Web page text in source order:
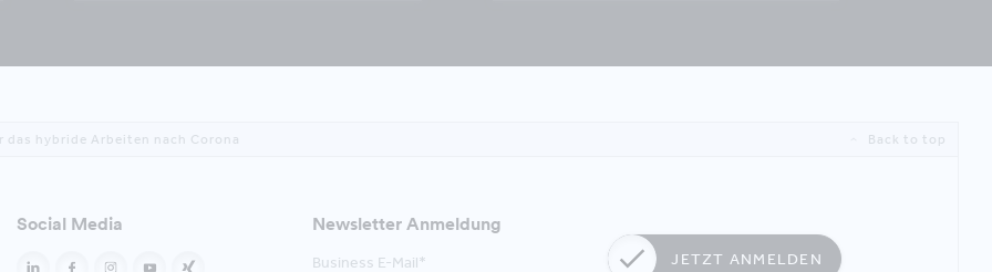
hybride Arbeiten nach Corona Back to top
Social Media Newsletter Anmeldung
JETZT ANMELDEN